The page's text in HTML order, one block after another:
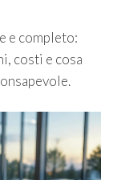
e completo:
costi e cosa